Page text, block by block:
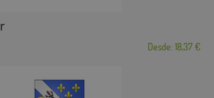
Desde: 18,37 €